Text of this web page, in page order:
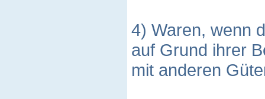
4) Waren, wenn
auf Grund ihrer
mit anderen